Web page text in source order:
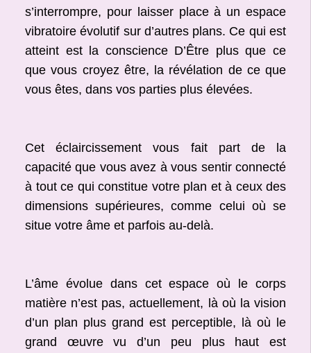
s’interrompre, pour laisser place à un espace
vibratoire évolutif sur d’autres plans. Ce qui est
atteint est la conscience D’Être plus que ce
que vous croyez être, la révélation de ce que
vous êtes, dans vos parties plus élevées.
Cet éclaircissement vous fait part de la
capacité que vous avez à vous sentir connecté
à tout ce qui constitue votre plan et à ceux des
dimensions supérieures, comme celui où se
situe votre âme et parfois au-delà.
L’âme évolue dans cet espace où le corps
matière n’est pas, actuellement, là où la vision
d’un plan plus grand est perceptible, là où le
grand œuvre vu d’un peu plus haut est